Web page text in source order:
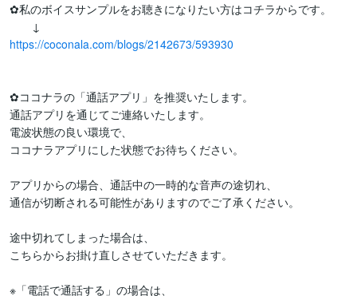
✿私のボイスサンプルをお聴きになりたい方はコチラからです。
https://coconala.com/blogs/2142673/593930
✿ココナラの「通話アプリ」を推奨いたします。
通話アプリを通じてご連絡いたします。
電波状態の良い環境で、
ココナラアプリにした状態でお待ちください。
アプリからの場合、通話中の一時的な音声の途切れ、
通信が切断される可能性がありますのでご了承ください。
途中切れてしまった場合は、
こちらからお掛け直しさせていただきます。
※「電話で通話する」の場合は、